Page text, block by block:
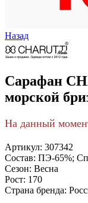
Назад
Сарафан
морской
На данный
Артикул: 307342
Состав: ПЭ-65%;
Сезон: Весна
Рост: 170
Страна бренда: